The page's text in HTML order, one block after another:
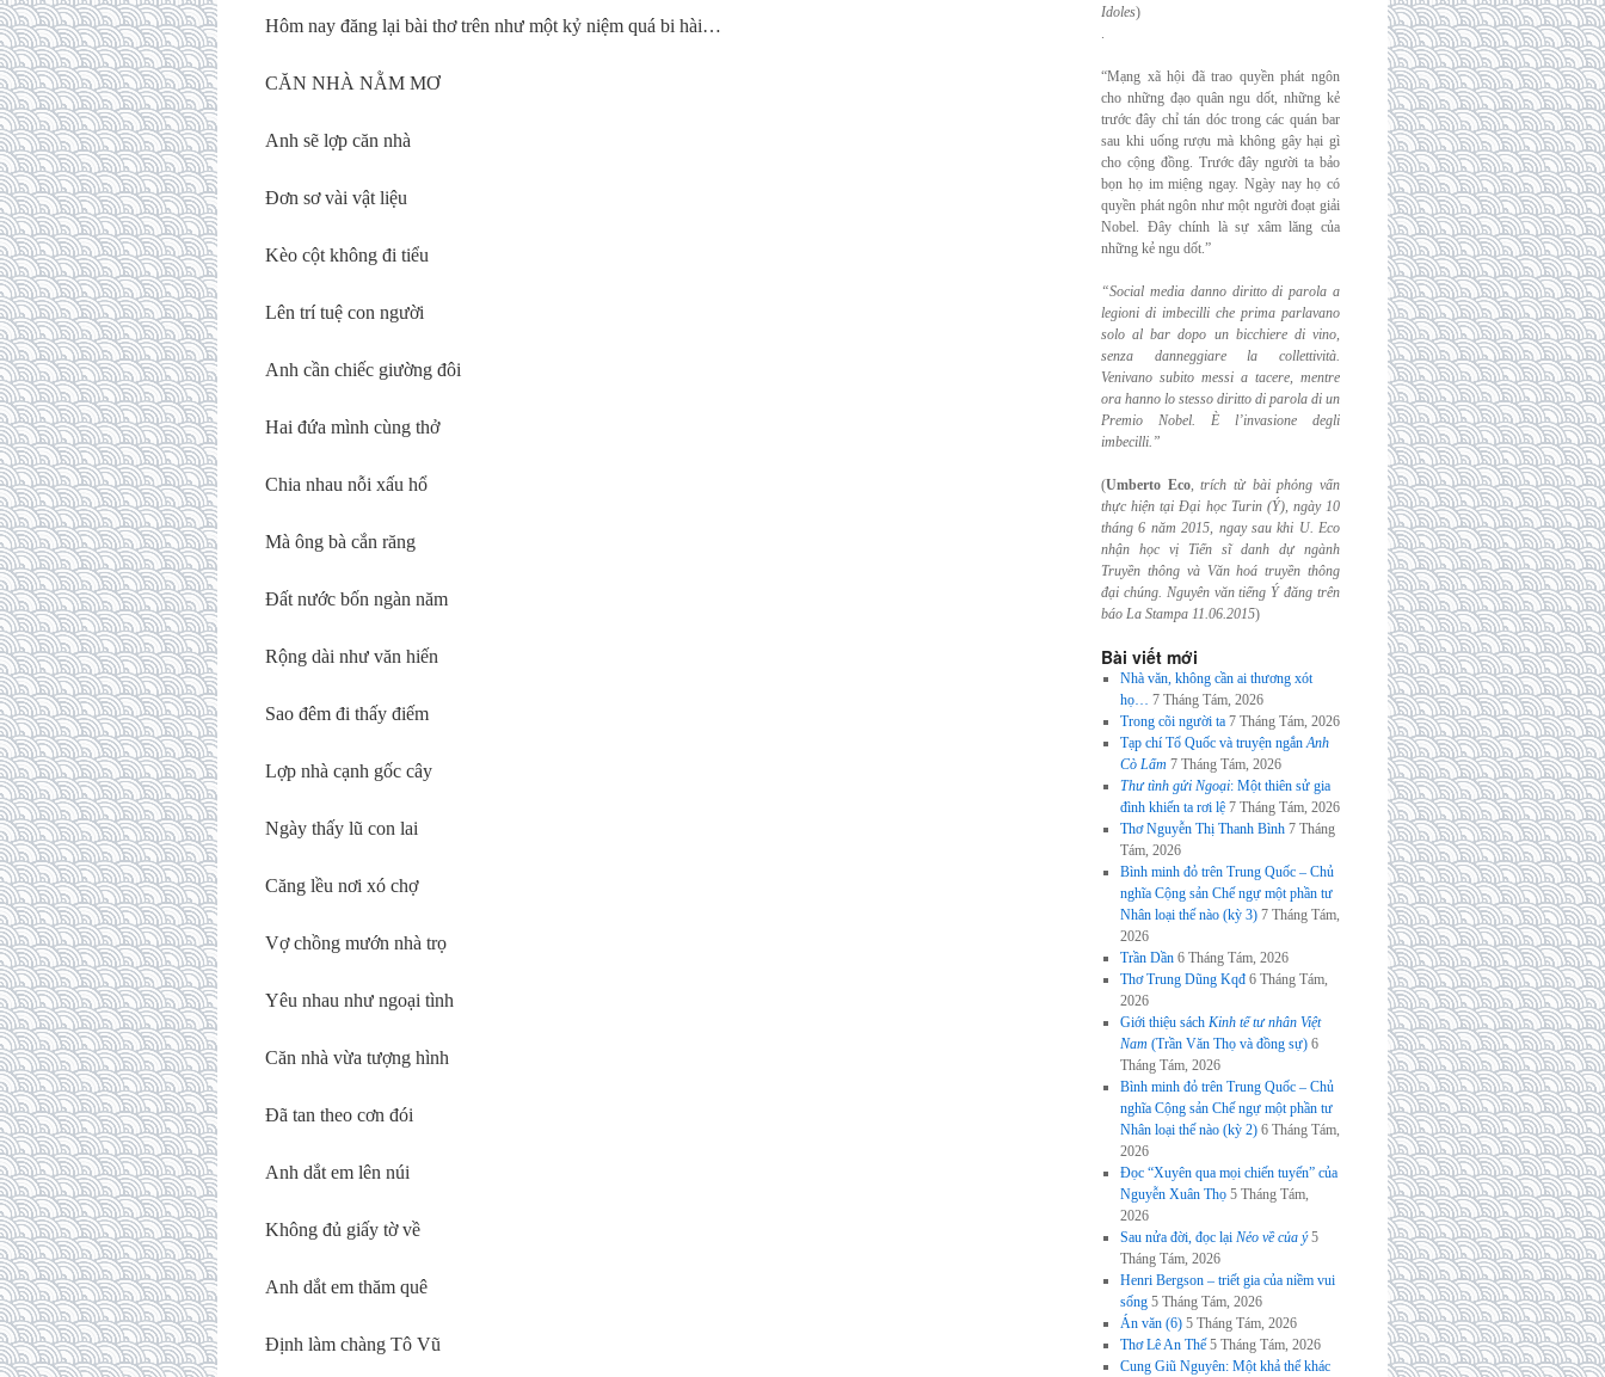
Hôm nay đăng lại bài thơ trên như một kỷ niệm quá bi hài…
CĂN NHÀ NẰM MƠ
Anh sẽ lợp căn nhà
Đơn sơ vài vật liệu
Kèo cột không đi tiểu
Lên trí tuệ con người
Anh cần chiếc giường đôi
Hai đứa mình cùng thở
Chia nhau nỗi xấu hổ
Mà ông bà cắn răng
Đất nước bốn ngàn năm
Rộng dài như văn hiến
Sao đêm đi thấy điếm
Lợp nhà cạnh gốc cây
Ngày thấy lũ con lai
Căng lều nơi xó chợ
Vợ chồng mướn nhà trọ
Yêu nhau như ngoại tình
Căn nhà vừa tượng hình
Đã tan theo cơn đói
Anh dắt em lên núi
Không đủ giấy tờ về
Anh dắt em thăm quê
Định làm chàng Tô Vũ
Idoles)
.
“Mạng xã hội đã trao quyền phát ngôn
cho những đạo quân ngu dốt, những kẻ
trước đây chỉ tán dóc trong các quán bar
sau khi uống rượu mà không gây hại gì
cho cộng đồng. Trước đây người ta bảo
bọn họ im miệng ngay. Ngày nay họ có
quyền phát ngôn như một người đoạt giải
Nobel. Đây chính là sự xâm lăng của
những kẻ ngu dốt.”
“Social media danno diritto di parola a
legioni di imbecilli che prima parlavano
solo albar dopo un bicchiere di vino,
senza danneggiare la collettività.
Venivano subito messi a tacere, mentre
ora hanno lo stesso diritto di parola di un
Premio Nobel. È l’invasione degli
imbecilli.”
(Umberto Eco,trích từ bài phỏng vấn
thực hiện tại Đại học Turin (Ý), ngày 10
tháng 6 năm 2015, ngay sau khi U. Eco
nhận học vị Tiến sĩ danh dự ngành
Truyền thông và Văn hoá truyền thông
đại chúng. Nguyên văn tiếng Ý đăng trên
báo La Stampa 11.06.2015)
Bài viết mới
Nhà văn, không cần ai thương xót
họ… 7 Tháng Tám, 2026
Trong cõi người ta 7 Tháng Tám, 2026
Tạp chí Tổ Quốc và truyện ngắnAnh
Cò Lấm 7 Tháng Tám, 2026
Thư tình gửi Ngoại: Một thiên sử gia
đình khiến ta rơi lệ 7 Tháng Tám, 2026
Thơ Nguyễn Thị Thanh Bình 7 Tháng
Tám, 2026
Bình minh đỏ trên Trung Quốc – Chủ
nghĩa Cộng sản Chế ngự một phần tư
Nhân loại thế nào (kỳ 3) 7 Tháng Tám,
2026
Trần Dần 6 Tháng Tám, 2026
Thơ Trung Dũng Kqđ 6 Tháng Tám,
2026
Giới thiệu sách Kinh tế tư nhân Việt
Nam (Trần Văn Thọ và đồng sự) 6
Tháng Tám, 2026
Bình minh đỏ trên Trung Quốc – Chủ
nghĩa Cộng sản Chế ngự một phần tư
Nhân loại thế nào (kỳ 2) 6 Tháng Tám,
2026
Đọc “Xuyên qua mọi chiến tuyến” của
Nguyễn Xuân Thọ 5 Tháng Tám,
2026
Sau nửa đời, đọc lại Nẻo về của ý 5
Tháng Tám, 2026
Henri Bergson – triết gia của niềm vui
sống 5 Tháng Tám, 2026
Án văn (6) 5 Tháng Tám, 2026
Thơ Lê An Thế 5 Tháng Tám, 2026
Cung Giũ Nguyên: Một khả thể khác